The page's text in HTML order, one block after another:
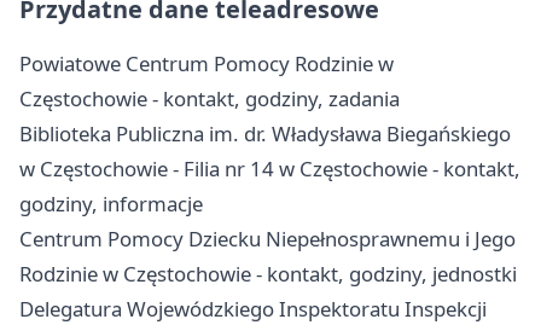
Przydatne dane teleadresowe
Powiatowe Centrum Pomocy Rodzinie w
Częstochowie - kontakt, godziny, zadania
Biblioteka Publiczna im. dr. Władysława Biegańskiego
w Częstochowie - Filia nr 14 w Częstochowie - kontakt,
godziny, informacje
Centrum Pomocy Dziecku Niepełnosprawnemu i Jego
Rodzinie w Częstochowie - kontakt, godziny, jednostki
Delegatura Wojewódzkiego Inspektoratu Inspekcji